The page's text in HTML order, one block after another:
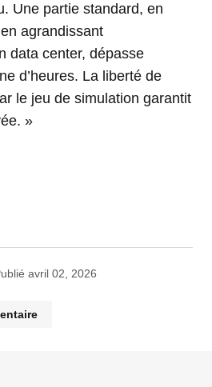
Une partie standard, en
agrandissant
data center, dépasse
d’heures. La liberté de
le jeu de simulation garantit
»
avril 02, 2026